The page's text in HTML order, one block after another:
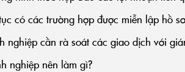
có các trường hợp được miễn lập hồ sơ
nghiệp cần rà soát các giao dịch với
nghiệp nên làm gì?